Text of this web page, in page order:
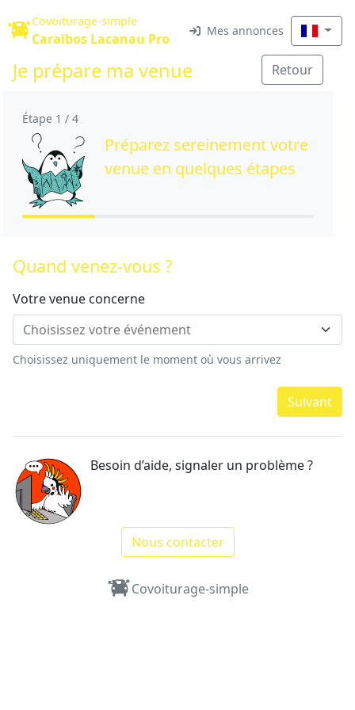
Covoiturage-simple
Caraïbos Lacanau Pro Mes annonces
Je prépare ma venue Retour
Étape 1 / 4
Préparez sereinement votre
venue en quelques étapes
Quand venez-vous ?
Votre venue concerne
Choisissez uniquement le moment où vous arrivez
Suivant
Besoin d’aide, signaler un problème ?
Nous contacter
Covoiturage-simple